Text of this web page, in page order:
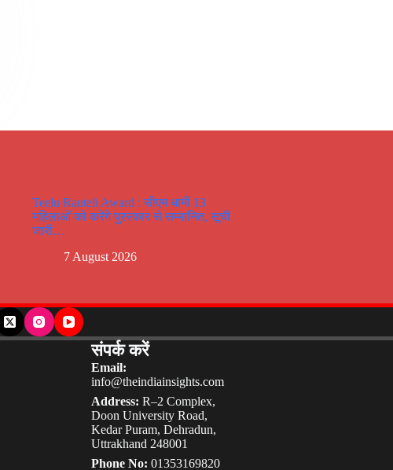
Teelu Rauteli Award : सीएम धामी 13
महिलाओं को करेंगे पुरस्कार से सम्मानित, सूची
जारी…
7 August 2026
संपर्क करें
Email:
info@theindiainsights.com
Address: R–2 Complex,
Doon University Road,
Kedar Puram, Dehradun,
Uttrakhand 248001
Phone No: 01353169820